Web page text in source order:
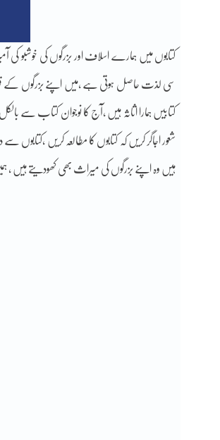
کتابوں میں ہمارے اسلاف اور بزرگوں کی خوشبو
سی لذت حاصل ہوتی ہے ،میں اپنے بزرگوں کے قول
کتابیں ہمارا اثاثہ ہیں ،آج کا نوجوان کتاب سے
شعور اجاگر کریں کہ کتابوں کا مطالعہ کریں
ہیں وہ اپنے بزرگوں کی میراث بھی کھودیتے ہیں ،